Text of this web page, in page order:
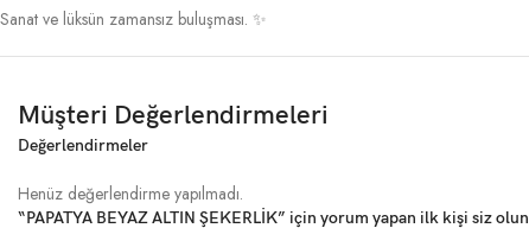
Sanat ve lüksün zamansız buluşması. ✨
Müşteri Değerlendirmeleri
Değerlendirmeler
Henüz değerlendirme yapılmadı.
“PAPATYA BEYAZ ALTIN ŞEKERLİK” için yorum yapan ilk kişi siz olun